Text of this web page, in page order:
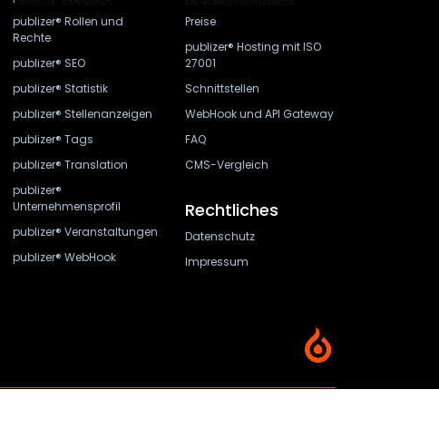
publizer® Rollen und
Rechte
publizer® SEO
publizer® Statistik
publizer® Stellenanzeigen
publizer® Tags
publizer® Translation
publizer®
Unternehmensprofil
publizer® Veranstaltungen
publizer® WebHook
Preise
publizer® Hosting mit ISO
27001
Schnittstellen
WebHook und API Gateway
FAQ
CMS-Vergleich
Rechtliches
Datenschutz
Impressum